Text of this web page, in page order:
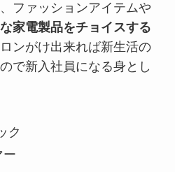
ファッションアイテムや
家電製品をチョイスする
ンがけ出来れば新生活の
で新入社員になる身とし
ク
ー